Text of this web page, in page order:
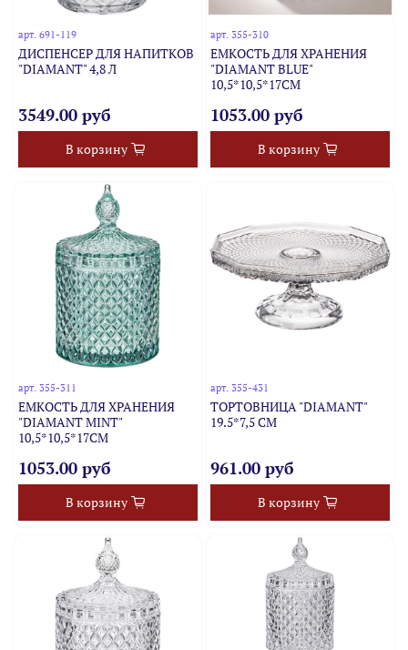
арт.691-119
ДИСПЕНСЕР ДЛЯ НАПИТКОВ
"DIAMANT" 4,8 Л
3549.00 руб
В корзину
арт. 355-310
ЕМКОСТЬ ДЛЯ ХРАНЕНИЯ
"DIAMANT BLUE"
10,5*10,5*17СМ
1053.00 руб
В корзину
арт.355-311
ЕМКОСТЬ ДЛЯ ХРАНЕНИЯ
"DIAMANT MINT"
10,5*10,5*17СМ
1053.00 руб
В корзину
арт. 355-431
ТОРТОВНИЦА "DIAMANT"
19.5*7,5 СМ
961.00 руб
В корзину